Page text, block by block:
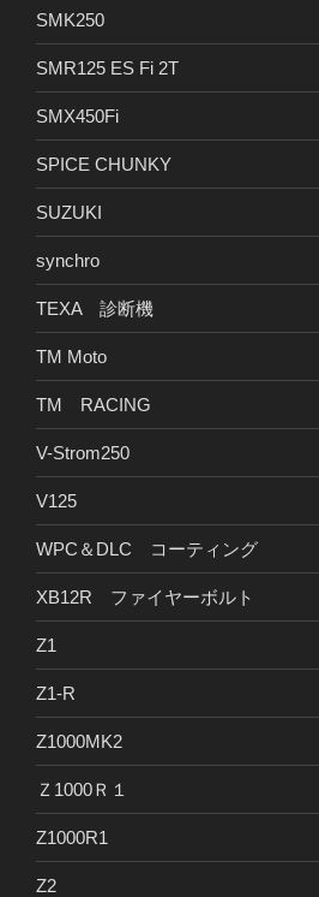
SMK250
SMR125 ES Fi 2T
SMX450Fi
SPICE CHUNKY
SUZUKI
synchro
TEXA 診断機
TM Moto
TM RACING
V-Strom250
V125
WPC＆DLC コーティング
XB12R ファイヤーボルト
Z1
Z1-R
Z1000MK2
Ｚ1000Ｒ１
Z1000R1
Z2